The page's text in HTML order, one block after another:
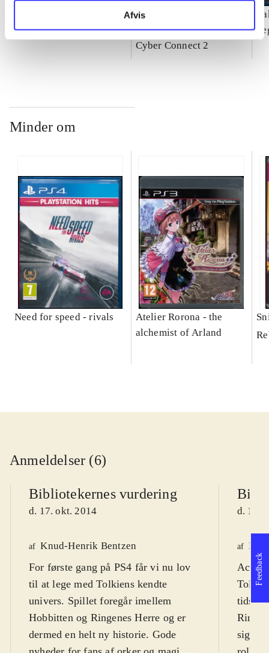
AfvisNaruto Shippuden -
ultimate ninja storm 4
Cyber Connect 2
Minder om
Need for speed - rivals
Atelier Rorona - the
alchemist of Arland
Anmeldelser (6)
Bibliotekernes vurdering
d. 17. okt. 2014
af Knud-Henrik Bentzen
For første gang på PS4 får vi nu lov
til at lege med Tolkiens kendte
univers. Spillet foregår imellem
Hobbitten og Ringenes Herre og er
dermed en helt ny historie. Gode
d. 19.
af
sig til
Feedback